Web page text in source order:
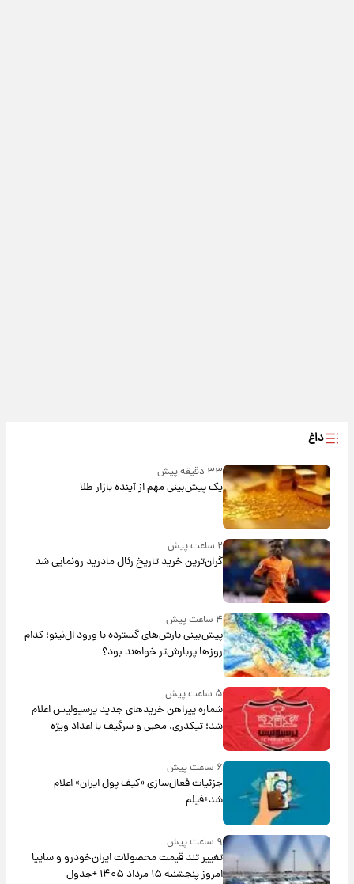
داغ
۳۳ دقیقه پیش
یک پیش‌بینی مهم از آینده بازار طلا
۲ ساعت پیش
گران‌ترین خرید تاریخ رئال مادرید رونمایی شد
۴ ساعت پیش
پیش‌بینی بارش‌های گسترده با ورود ال‌نینو؛ کدام
روزها پربارش‌تر خواهند بود؟
۵ ساعت پیش
شماره پیراهن خریدهای جدید پرسپولیس اعلام
شد؛ تیکدری، محبی و سرگیف با اعداد ویژه
۶ ساعت پیش
جزئیات فعال‌سازی «کیف پول ایران» اعلام
شد+فیلم
۹ ساعت پیش
تغییر تند قیمت محصولات ایران‌خودرو و سایپا
امروز پنجشنبه ۱۵ مرداد ۱۴۰۵ +جدول